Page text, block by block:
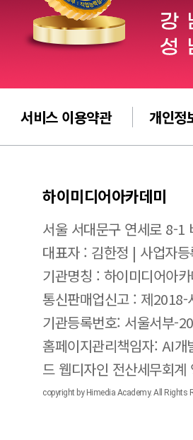
서비스 이용약관 개인정
하이미디어아카데미
서울 서대문구 연세로 8-1
대표자 : 김한정 | 사업자
기관명칭 : 하이미디어아
통신판매업신고 : 제
기관등록번호: 서울서부-
홈페이지관리책임자: AI
드 웹디자인 전산세무회
copyright by Himedia Academy. All Rights